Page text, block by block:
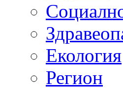
Екология
Регион